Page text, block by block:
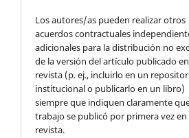
Los autores/as pueden realizar otros
acuerdos contractuales
adicionales para la distribución no
de la versión del artículo publicado
revista (p. ej., incluirlo en un
institucional o publicarlo en un libro)
siempre que indiquen claramente
trabajo se publicó por primera vez en
revista.